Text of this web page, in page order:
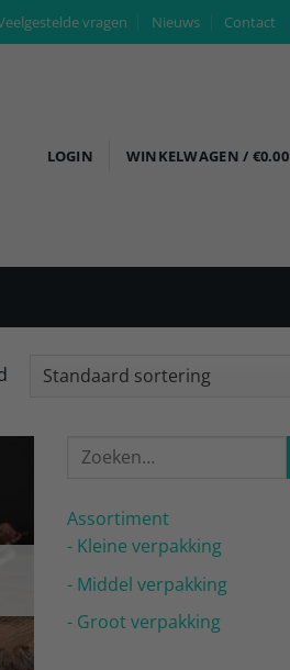
vragen Nieuws Contact
LOGIN WINKELWAGEN / €0.00
Zoeken
Assortiment
- Kleine verpakking
- Middel verpakking
- Groot verpakking